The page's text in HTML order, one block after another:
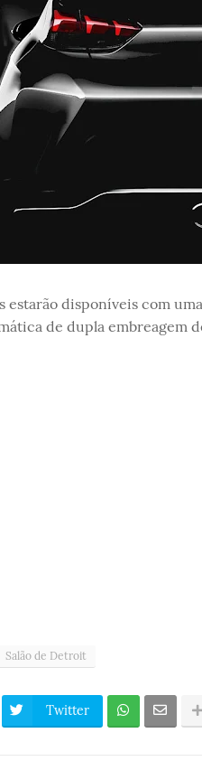
estarão disponíveis com
de dupla embreagem
Salão de Detroit
Twitter